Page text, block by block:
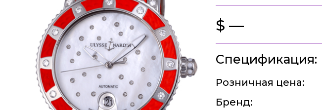
$ —
Спецификация:
Розничная цена:
Бренд: